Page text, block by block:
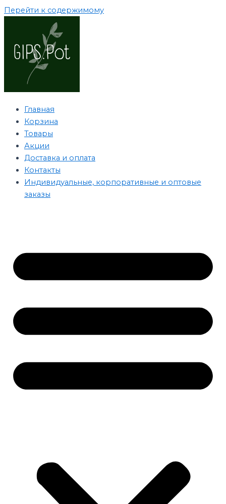
Перейти к содержимому
Главная
Корзина
Товары
Акции
Доставка и оплата
Контакты
Индивидуальные, корпоративные и оптовые
заказы